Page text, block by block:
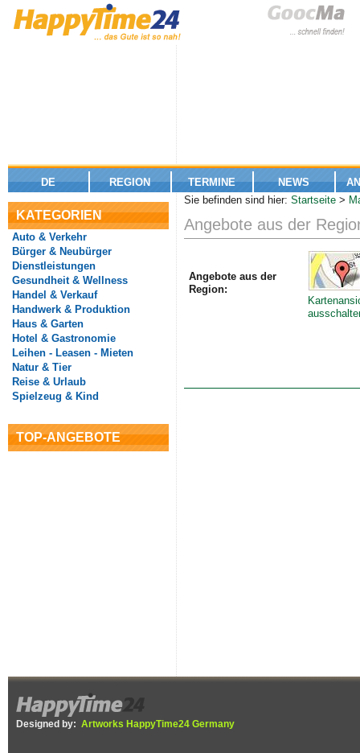
DE REGION TERMINE NEWS
KATEGORIEN
Auto & Verkehr
Bürger & Neubürger
Dienstleistungen
Gesundheit & Wellness
Handel & Verkauf
Handwerk & Produktion
Haus & Garten
Hotel & Gastronomie
Leihen - Leasen - Mieten
Natur & Tier
Reise & Urlaub
Spielzeug & Kind
TOP-ANGEBOTE
Sie befinden sind hier: Startseite >
Angebote aus der
Angebote aus der
Region:
Designed by: Artworks HappyTime24 Germany